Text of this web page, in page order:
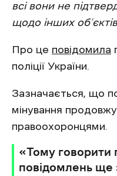
всі вони не
щодо інших
Про це повідомила
поліції України.
Зазначається, що
мінування
правоохоронцями.
«‎Тому говорити
повідомлень ще